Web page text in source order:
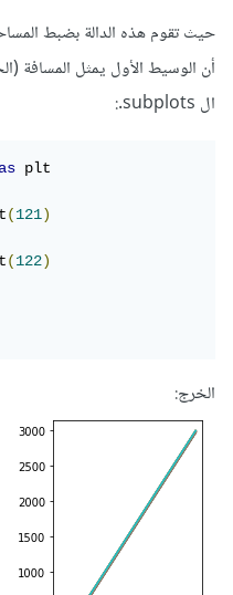
ال subplots.:
as plt
(121)
(122)
الخرج: